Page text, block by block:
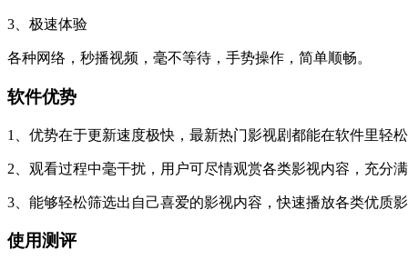
3、极速体验
各种网络，秒播视频，毫不等待，手势操作，简单顺畅。
软件优势
1、优势在于更新速度极快，最新热门影视剧都能在软件里轻松
2、观看过程中毫干扰，用户可尽情观赏各类影视内容，充分满
3、能够轻松筛选出自己喜爱的影视内容，快速播放各类优质
使用测评